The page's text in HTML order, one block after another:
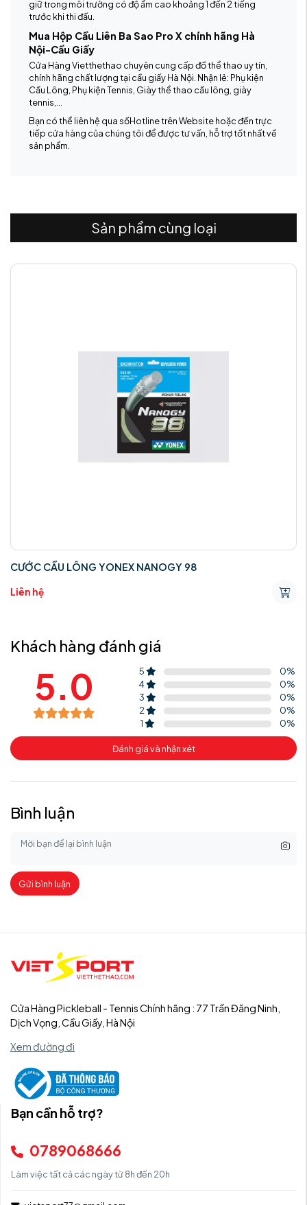
giữ trong môi trường có độ ẩm cao khoảng 1 đến 2 tiếng
trước khi thi đấu.
Mua Hộp Cầu Liên Ba Sao Pro X chính hãng Hà
Nội-Cầu Giấy
Cửa Hàng Vietthethao chuyên cung cấp đồ thể thao uy tín,
chính hãng chất lượng tại cầu giấy Hà Nội. Nhận lẻ: Phụ kiện
Cầu Lông, Phụ kiện Tennis, Giày thể thao cầu lông, giày
tennis,...
Bạn có thể liên hệ qua sốHotline trên Website hoặc đến trực
tiếp cửa hàng của chúng tôi để được tư vấn, hỗ trợ tốt nhất về
sản phẩm.
Sản phẩm cùng loại
CƯỚC CẦU LÔNG YONEX NANOGY 98
Liên hệ
Khách hàng đánh giá
5.0 5 0%
4
0%
3
0%
2
0%
1
0%
Đánh giá và nhận xét
Bình luận
Gửi bình luận
Cửa Hàng Pickleball - Tennis Chính hãng : 77 Trần Đăng Ninh,
Dịch Vọng, Cầu Giấy, Hà Nội
Xem đường đi
Bạn cần hỗ trợ?
0789068666
Làm việc tất cả các ngày từ 8h đến 20h